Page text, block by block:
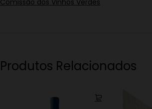
Produtos Relacionados